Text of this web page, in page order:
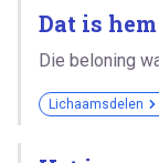
Dat is
Die beloning
Lichaamsdelen